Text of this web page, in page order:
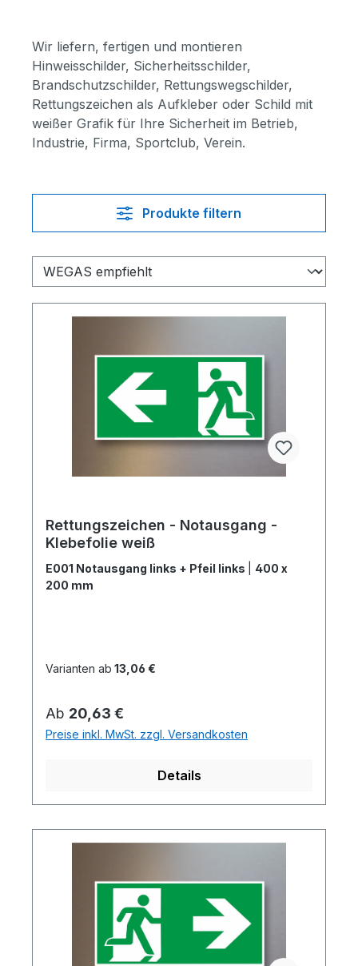
Wir liefern, fertigen und montieren
Hinweisschilder, Sicherheitsschilder,
Brandschutzschilder, Rettungswegschilder,
Rettungszeichen als Aufkleber oder Schild mit
weißer Grafik für Ihre Sicherheit im Betrieb,
Industrie, Firma, Sportclub, Verein.
Produkte filtern
Rettungszeichen - Notausgang -
Klebefolie weiß
E001 Notausgang links + Pfeil links
400 x
200 mm
Varianten ab 13,06 €
Regulärer Preis:
Ab 20,63 €
Preise inkl. MwSt. zzgl. Versandkosten
Details